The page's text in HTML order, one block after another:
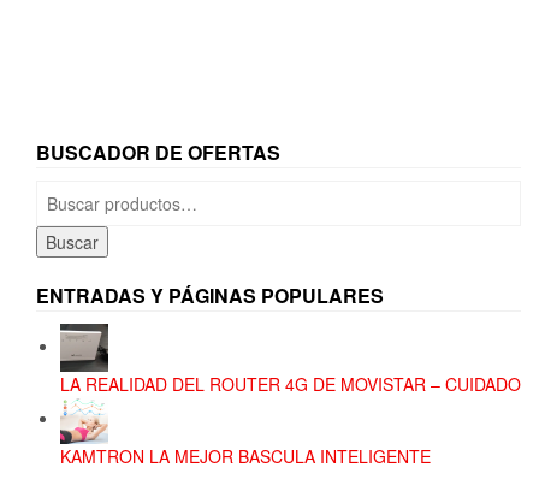
BUSCADOR DE OFERTAS
Buscar
por:
Buscar
ENTRADAS Y PÁGINAS POPULARES
LA REALIDAD DEL ROUTER 4G DE MOVISTAR – CUIDADO
KAMTRON LA MEJOR BASCULA INTELIGENTE